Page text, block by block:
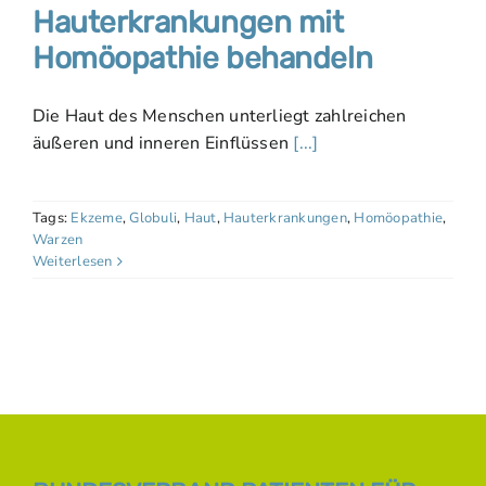
Hauterkrankungen mit
Homöopathie behandeln
Die Haut des Menschen unterliegt zahlreichen
äußeren und inneren Einflüssen [...]
Tags: Ekzeme,Globuli, Haut, Hauterkrankungen, Homöopathie,
Warzen
Weiterlesen